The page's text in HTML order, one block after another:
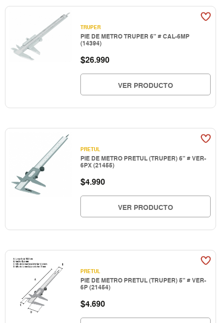
TRUPER
PIE DE METRO TRUPER 6" # CAL-6MP
(14394)
$26.990
VER PRODUCTO
PRETUL
PIE DE METRO PRETUL (TRUPER) 6" # VER-
6PX (21455)
$4.990
VER PRODUCTO
PRETUL
PIE DE METRO PRETUL (TRUPER) 5" # VER-
6P (21454)
$4.690